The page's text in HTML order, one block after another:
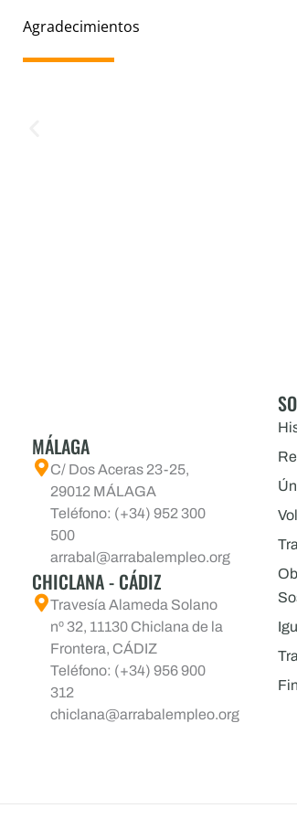
Agradecimientos
MÁLAGA
C/ Dos Aceras 23-25,
29012 MÁLAGA
Teléfono: (+34) 952 300
500
arrabal@arrabalempleo.org
CHICLANA - CÁDIZ
Travesía Alameda Solano
nº 32, 11130 Chiclana de la
Frontera, CÁDIZ
Teléfono: (+34) 956 900
312
chiclana@arrabalempleo.org